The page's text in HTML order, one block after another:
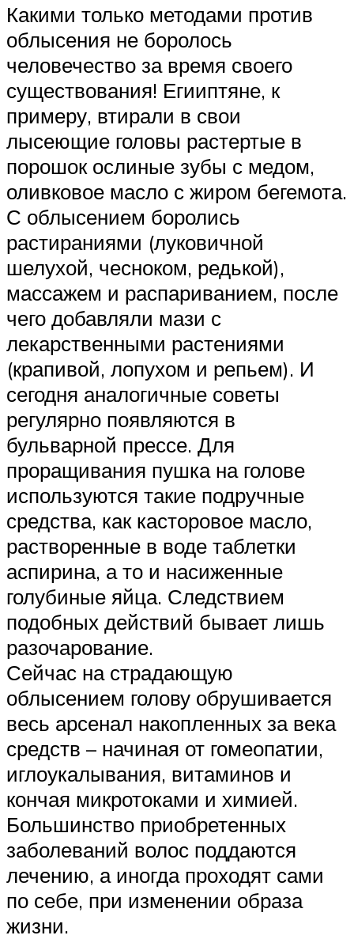
Какими только методами против
облысения не боролось
человечество за время своего
существования! Егииптяне, к
примеру, втирали в свои
лысеющие головы растертые в
порошок ослиные зубы с медом,
оливковое масло с жиром бегемота.
С облысением боролись
растираниями (луковичной
шелухой, чесноком, редькой),
массажем и распариванием, после
чего добавляли мази с
лекарственными растениями
(крапивой, лопухом и репьем). И
сегодня аналогичные советы
регулярно появляются в
бульварной прессе. Для
проращивания пушка на голове
используются такие подручные
средства, как касторовое масло,
растворенные в воде таблетки
аспирина, а то и насиженные
голубиные яйца. Следствием
подобных действий бывает лишь
разочарование.
Сейчас на страдающую
облысением голову обрушивается
весь арсенал накопленных за века
средств – начиная от гомеопатии,
иглоукалывания, витаминов и
кончая микротоками и химией.
Большинство приобретенных
заболеваний волос поддаются
лечению, а иногда проходят сами
по себе, при изменении образа
жизни.